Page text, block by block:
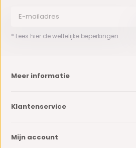
* Lees hier de wettelijke beperkingen
Meer informatie
Klantenservice
Mijn account